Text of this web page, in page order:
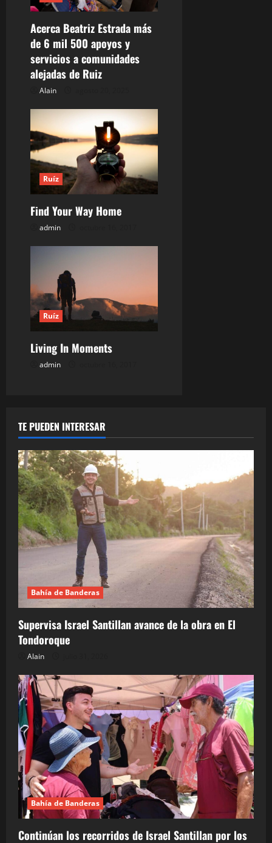
ó
n
d
e
e
n
t
r
a
d
a
s
Acerca Beatriz Estrada más
de 6 mil 500 apoyos y
servicios a comunidades
alejadas de Ruiz
Alain
Ruíz
Find Your Way Home
admin
Ruíz
Living In Moments
admin
TE PUEDEN INTERESAR
Bahía de Banderas
Supervisa Israel Santillan avance de la obra en El
Tondoroque
Alain
Bahía de Banderas
Continúan los recorridos de Israel Santillan por los